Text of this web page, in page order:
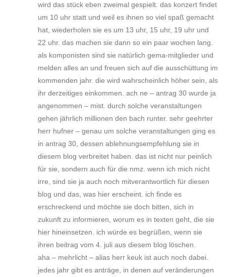
wird das stück eben zweimal gespielt. das konzert findet
um 10 uhr statt und weil es ihnen so viel spaß gemacht
hat, wiederholen sie es um 13 uhr, 15 uhr, 19 uhr und
22 uhr. das machen sie dann so ein paar wochen lang.
als komponisten sind sie natürlich gema-mitglieder und
melden alles an und freuen sich auf die ausschüttung im
kommenden jahr. die wird wahrscheinlich höher sein, als
ihr derzeitiges einkommen. ach ne – antrag 30 wurde ja
angenommen – mist. durch solche veranstaltungen
gehen jährlich millionen den bach runter. sehr geehrter
herr hufner – genau um solche veranstaltungen ging es
in antrag 30, dessen ablehnungsempfehlung sie in
diesem blog verbreitet haben. das ist nicht nur peinlich
für sie, sondern auch für die nmz. wenn ich mich nicht
irre, sind sie ja auch noch mitverantwortlich für diesen
blog und das, was hier erscheint. ich finde es
erschreckend und möchte sie doch bitten, sich in
zukunft zu informieren, worum es in texten geht, die sie
hier hineinsetzen. ich würde es begrüßen, wenn sie
ihren beitrag vom 4. juli aus diesem blog löschen.
aha – mehrlicht – alias herr keuk ist auch noch dabei.
jedes jahr gibt es anträge, in denen auf veränderungen